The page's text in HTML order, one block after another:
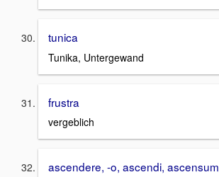
tunica
Tunika, Untergewand
frustra
vergeblich
ascendere, -o, ascendi, ascensum